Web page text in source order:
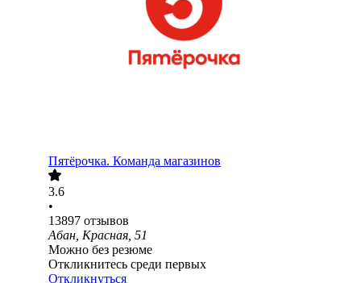
Пятёрочка. Команда магазинов
3.6
•
13897 отзывов
Абан, Красная, 51
Можно без резюме
Откликнитесь среди первых
Откликнуться